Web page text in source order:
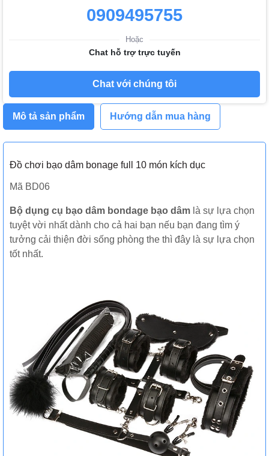
0909495755
Hoặc
Chat hỗ trợ trực tuyến
Chat với chúng tôi
Mô tả sản phẩm Hướng dẫn mua hàng
Đồ chơi bạo dâm bonage full 10 món kích dục
Mã BD06
Bộ dụng cụ bạo dâm bondage bạo dâm là sự lựa chọn
tuyệt vời nhất dành cho cả hai bạn nếu bạn đang tìm ý
tưởng cải thiện đời sống phòng the thì đây là sự lựa chọn
tốt nhất.